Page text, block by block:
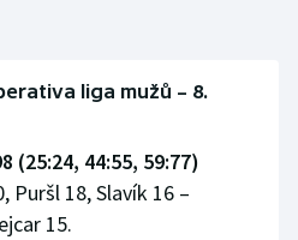
liga mužů – 8.
(25:24, 44:55, 59:77)
Puršl 18, Slavík 16 –
15.